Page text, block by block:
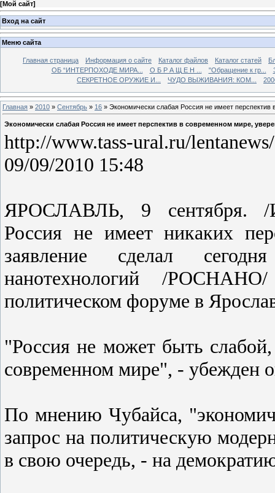
[Мой сайт]
Вход на сайт
Меню сайта
Главная страница Информация о сайте Каталог файлов Каталог статей
ОБ “ИНТЕРПОХОДЕ МИРА...
О Б Р А Щ Е Н ... "Обращение к гр...
СЕКРЕТНОЕ ОРУЖИЕ И...
ЧУДО ВЫЖИВАНИЯ: КОМ...
Главная » 2010 » Сентябрь » 16 » Экономически слабая Россия не имеет
Экономически слабая Россия не имеет перспектив в современном мире,
http://www.tass-ural.ru/
09/09/2010 15:48
ЯРОСЛАВЛЬ, 9 сентября. /
Россия не имеет никаких
заявление сделал
нанотехнологий /
политическом форуме в
"Россия не может быть
современном мире", - убежден
По мнению Чубайса,
запрос на политическую
в свою очередь, - на